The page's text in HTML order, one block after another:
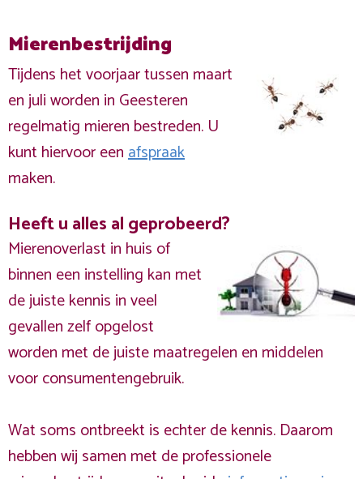
Mierenbestrijding
Tijdens het voorjaar tussen maart
en juli worden in Geesteren
regelmatig mieren bestreden. U
kunt hiervoor eenafspraak
maken.
Heeft u alles al geprobeerd?
Mierenoverlast in huis of
binnen een instelling kan met
de juiste kennis in veel
gevallen zelf opgelost
worden met de juiste maatregelen en middelen
voor consumentengebruik.
Wat soms ontbreekt is echter de kennis. Daarom
hebben wij samen met de professionele